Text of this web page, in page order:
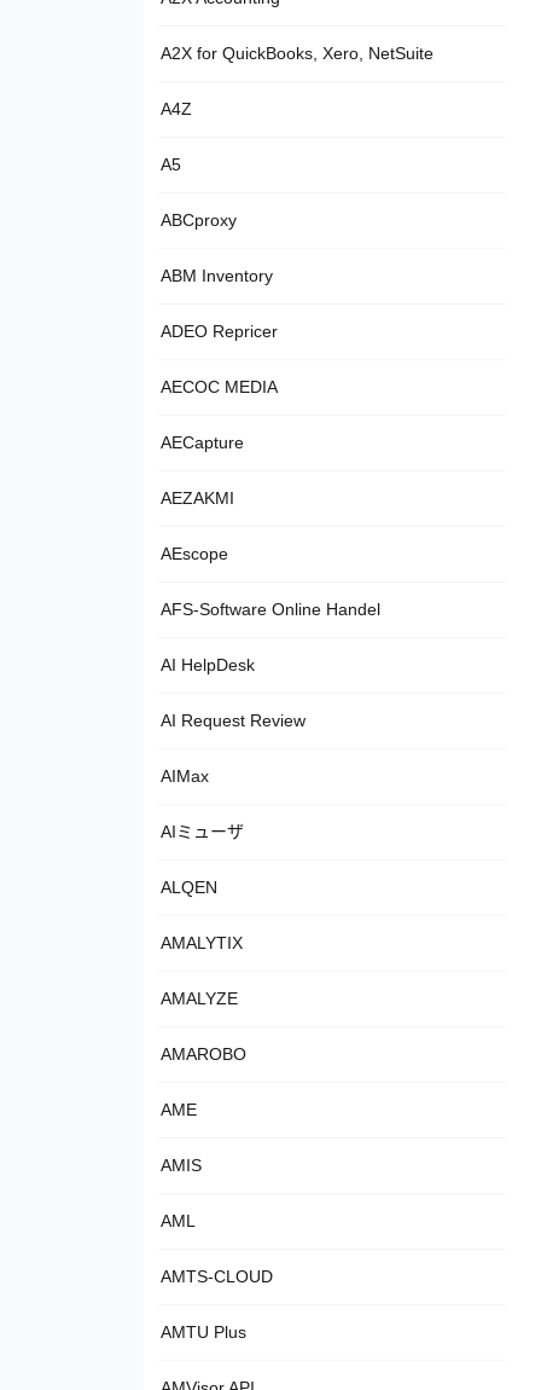
A2X for QuickBooks, Xero, NetSuite
A4Z
A5
ABCproxy
ABM Inventory
ADEO Repricer
AECOC MEDIA
AECapture
AEZAKMI
AEscope
AFS-Software Online Handel
AI HelpDesk
AI Request Review
AIMax
AIミューザ
ALQEN
AMALYTIX
AMALYZE
AMAROBO
AME
AMIS
AML
AMTS-CLOUD
AMTU Plus